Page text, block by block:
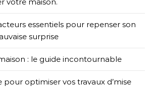
essentiels pour repenser son
surprise
: le guide incontournable
pour optimiser vos travaux d’mise